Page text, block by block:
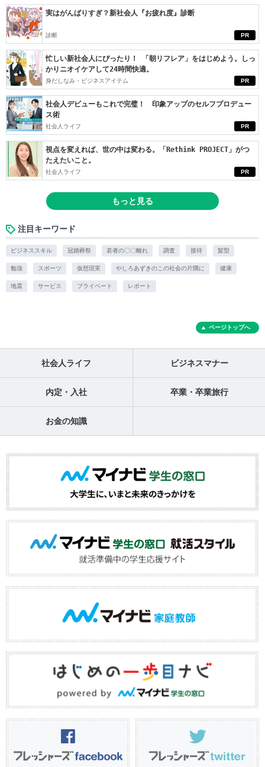
PR
実はがんばりすぎ？新社会人『お疲れ度』診断
診断
PR
忙しい新社会人にぴったり！ 「朝リフレア」をはじめよう。しっ
かりニオイケアして24時間快適。
身だしなみ・ビジネスアイテム
PR
社会人デビューもこれで完璧！ 印象アップのセルフプロデュー
ス術
社会人ライフ
PR
視点を変えれば、世の中は変わる。「Rethink PROJECT」がつ
たえたいこと。
社会人ライフ
もっと見る
注目キーワード
ビジネススキル 冠婚葬祭 若者の〇〇離れ 調査 接待 髪型
勉強 スポーツ 仮想現実 やしろあずきのこの社会の片隅に 健康
地震 サービス プライベート レポート
ページトップへ
社会人ライフ ビジネスマナー
内定・入社 卒業・卒業旅行
お金の知識